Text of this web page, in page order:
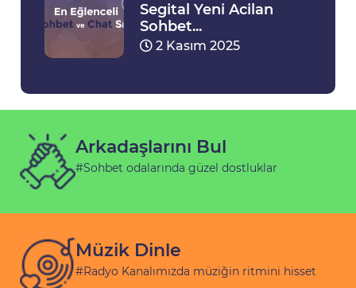
Segital Yeni Acilan
Sohbet...
2 Kasım 2025
Arkadaşlarını Bul
#Sohbet odalarında güzel dostluklar
Müzik Dinle
#Radyo Kanalımızda müziğin ritmini hisset